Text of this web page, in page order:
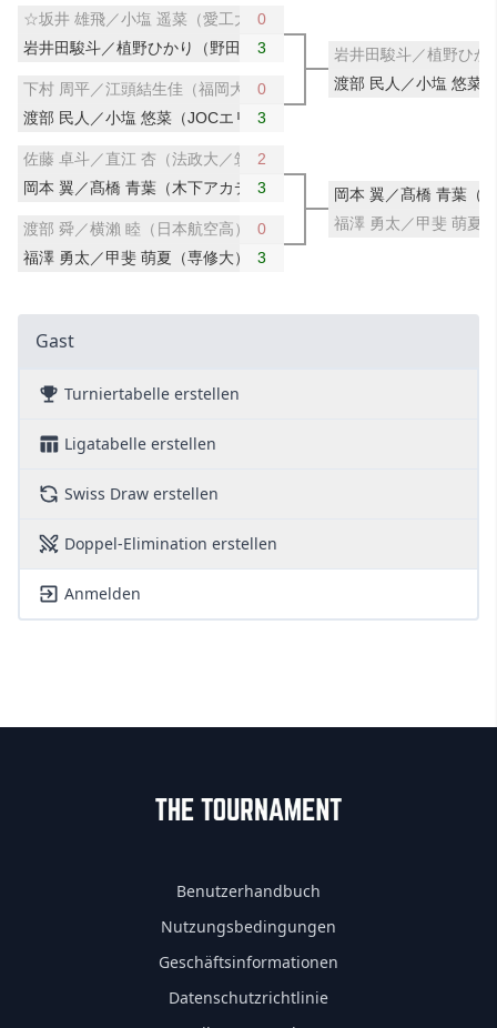
☆坂井 雄飛／小塩 遥菜（愛工大名電高／トップおとめピンポンズ
0
岩井田駿斗／植野ひかり（野田学園中／ 岩国商業高）
3
下村 周平／江頭結生佳（福岡大）0
渡部 民人／小塩 悠菜（JOCエリートアカデミー／星槎）
3
佐藤 卓斗／直江 杏（法政大／筑波大）
2
岡本 翼／髙橋 青葉（木下アカデミー）
3
渡部 舜／横瀨 睦（日本航空高）
0
福澤 勇太／甲斐 萌夏（専修大）
3
岩井田駿斗／植野ひか
渡部 民人／小塩 悠菜
岡本 翼／髙橋 青葉（
福澤 勇太／甲斐 萌夏
Gast
Turniertabelle erstellen
Ligatabelle erstellen
Swiss Draw erstellen
Doppel-Elimination erstellen
Anmelden
Benutzerhandbuch
Nutzungsbedingungen
Geschäftsinformationen
Datenschutzrichtlinie